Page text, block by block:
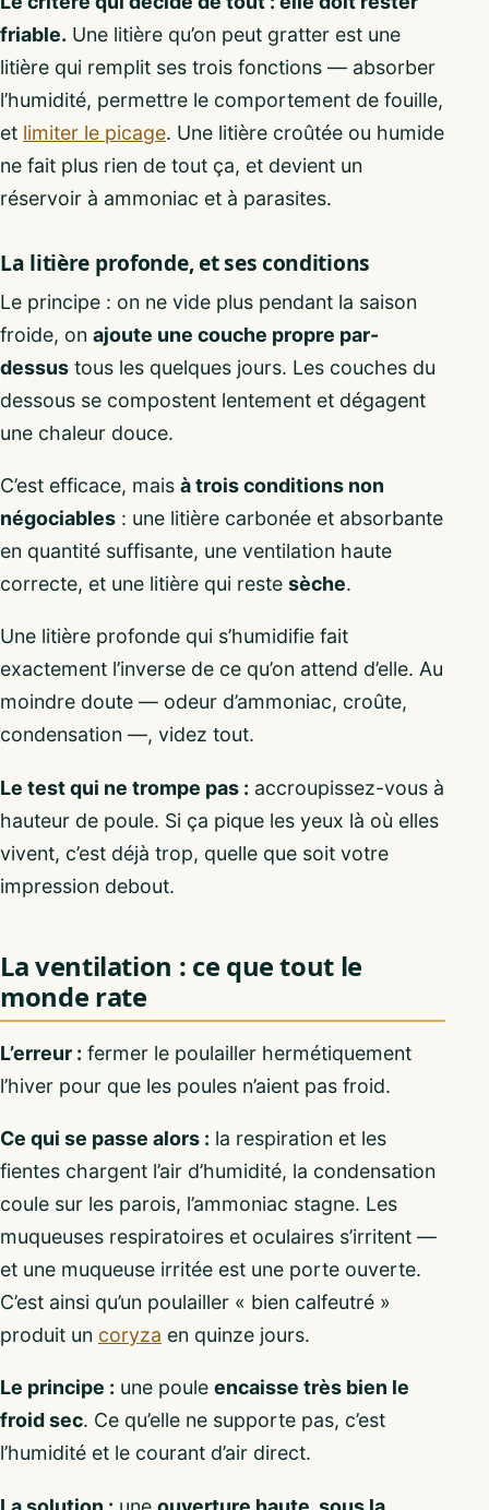
friable. Une litière qu’on peut gratter est une
litière qui remplit ses trois fonctions — absorber
l’humidité, permettre le comportement de fouille,
et limiter le picage. Une litière croûtée ou humide
ne fait plus rien de tout ça, et devient un
réservoir à ammoniac et à parasites.
La litière profonde, et ses conditions
Le principe : on ne vide plus pendant la saison
froide, on ajoute une couche propre par-
dessus tous les quelques jours. Les couches du
dessous se compostent lentement et dégagent
une chaleur douce.
C’est efficace, mais à trois conditions non
négociables : une litière carbonée et absorbante
en quantité suffisante, une ventilation haute
correcte, et une litière qui reste sèche.
Une litière profonde qui s’humidifie fait
exactement l’inverse de ce qu’on attend d’elle. Au
moindre doute — odeur d’ammoniac, croûte,
condensation —, videz tout.
Le test qui ne trompe pas : accroupissez-vous à
hauteur de poule. Si ça pique les yeux là où elles
vivent, c’est déjà trop, quelle que soit votre
impression debout.
La ventilation : ce que tout le
monde rate
L’erreur : fermer le poulailler hermétiquement
l’hiver pour que les poules n’aient pas froid.
Ce qui se passe alors : la respiration et les
fientes chargent l’air d’humidité, la condensation
coule sur les parois, l’ammoniac stagne. Les
muqueuses respiratoires et oculaires s’irritent —
et une muqueuse irritée est une porte ouverte.
C’est ainsi qu’un poulailler « bien calfeutré »
produit un coryza en quinze jours.
Le principe : une poule encaisse très bien le
froid sec. Ce qu’elle ne supporte pas, c’est
l’humidité et le courant d’air direct.